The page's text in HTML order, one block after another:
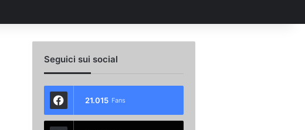
Seguici sui social
21.015 Fans